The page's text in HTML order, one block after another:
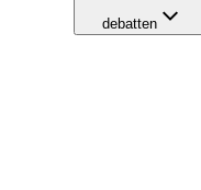
debatten